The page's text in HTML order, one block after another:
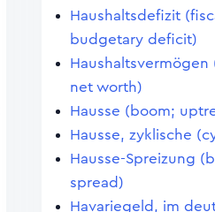
Haushaltsdefizit
budgetary deficit)
Haushaltsvermögen
net worth)
Hausse (boom;
Hausse, zyklische
Hausse-Spreizung
spread)
Havariegeld, im